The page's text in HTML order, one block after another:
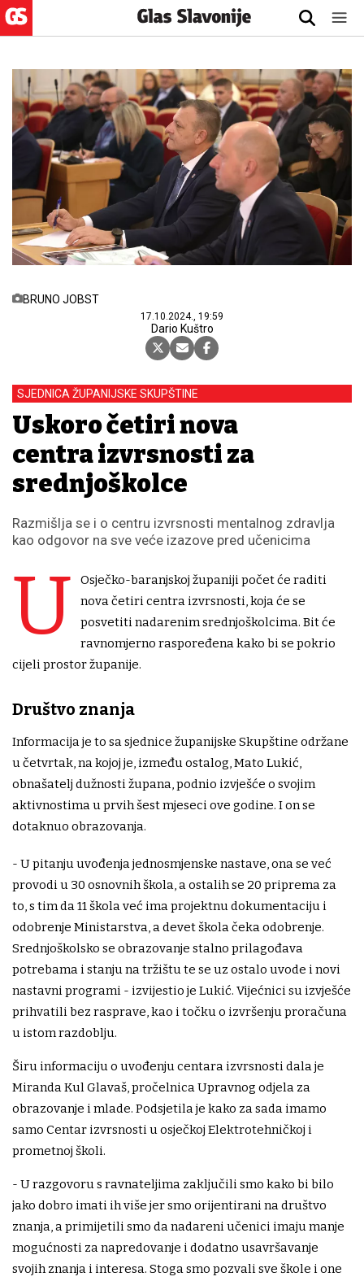
BRUNO JOBST
17.10.2024., 19:59
Dario Kuštro
SJEDNICA ŽUPANIJSKE SKUPŠTINE
Uskoro četiri nova
centra izvrsnosti za
srednjoškolce
Razmišlja se i o centru izvrsnosti mentalnog zdravlja
kao odgovor na sve veće izazove pred učenicima
U
Osječko-baranjskoj županiji počet će raditi
nova četiri centra izvrsnosti, koja će se
posvetiti nadarenim srednjoškolcima. Bit će
ravnomjerno raspoređena kako bi se pokrio
cijeli prostor županije.
Društvo znanja
Informacija je to sa sjednice županijske Skupštine održane
u četvrtak, na kojoj je, između ostalog, Mato Lukić,
obnašatelj dužnosti župana, podnio izvješće o svojim
aktivnostima u prvih šest mjeseci ove godine. I on se
dotaknuo obrazovanja.
- U pitanju uvođenja jednosmjenske nastave, ona se već
provodi u 30 osnovnih škola, a ostalih se 20 priprema za
to, s tim da 11 škola već ima projektnu dokumentaciju i
odobrenje Ministarstva, a devet škola čeka odobrenje.
Srednjoškolsko se obrazovanje stalno prilagođava
potrebama i stanju na tržištu te se uz ostalo uvode i novi
nastavni programi - izvijestio je Lukić. Vijećnici su izvješće
prihvatili bez rasprave, kao i točku o izvršenju proračuna
u istom razdoblju.
Širu informaciju o uvođenju centara izvrsnosti dala je
Miranda Kul Glavaš, pročelnica Upravnog odjela za
obrazovanje i mlade. Podsjetila je kako za sada imamo
samo Centar izvrsnosti u osječkoj Elektrotehničkoj i
prometnoj školi.
- U razgovoru s ravnateljima zaključili smo kako bi bilo
jako dobro imati ih više jer smo orijentirani na društvo
znanja, a primijetili smo da nadareni učenici imaju manje
mogućnosti za napredovanje i dodatno usavršavanje
svojih znanja i interesa. Stoga smo pozvali sve škole i one